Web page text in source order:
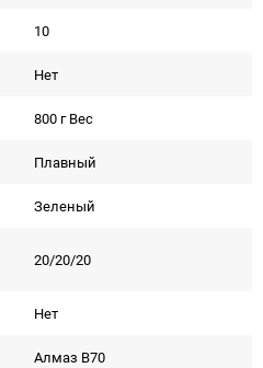
10
Нет
800 г Вес
Плавный
Зеленый
20/20/20
Нет
Алмаз В70